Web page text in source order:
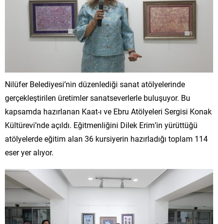
Nilüfer Belediyesi’nin düzenlediği sanat atölyelerinde
gerçekleştirilen üretimler sanatseverlerle buluşuyor. Bu
kapsamda hazırlanan Kaat-ı ve Ebru Atölyeleri Sergisi Konak
Kültürevi’nde açıldı. Eğitmenliğini Dilek Erim’in yürüttüğü
atölyelerde eğitim alan 36 kursiyerin hazırladığı toplam 114
eser yer alıyor.